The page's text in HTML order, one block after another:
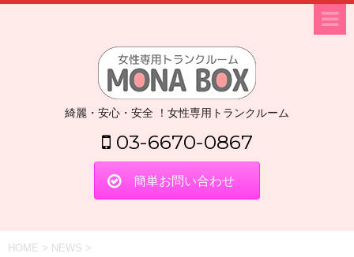
綺麗・安心・安全 ！女性専用トランクルーム
03-6670-0867
簡単お問い合わせ
HOME > NEWS >